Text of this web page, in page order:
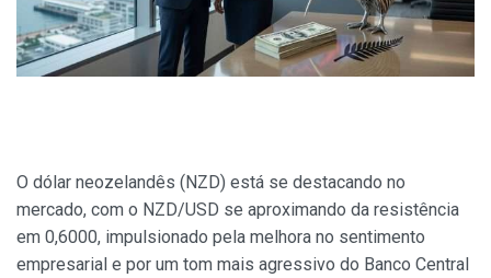
O dólar neozelandês (NZD) está se destacando no
mercado, com o NZD/USD se aproximando da resistência
em 0,6000, impulsionado pela melhora no sentimento
empresarial e por um tom mais agressivo do Banco Central